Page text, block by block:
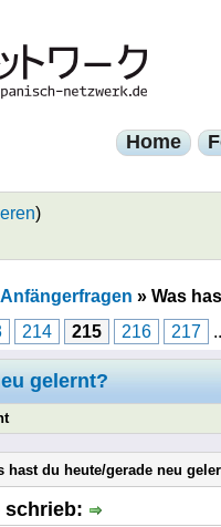
Home
)
Anfängerfragen » Was
214 215 216 217
gelernt?
hast du heute/gerade neu
schrieb: